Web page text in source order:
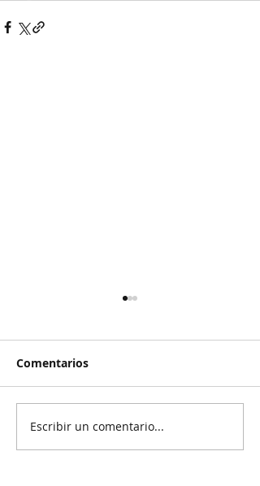
Reanudan
parcialmente
Comentarios
Escribir un comentario...